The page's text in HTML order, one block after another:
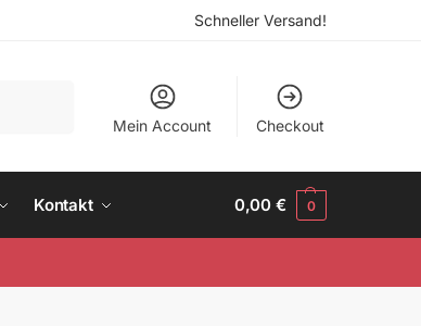
Schneller Versand!
Mein Account Checkout
Kontakt 0,00€ 0